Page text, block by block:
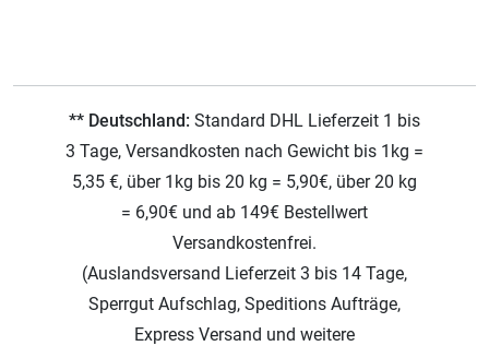
** Deutschland: Standard DHL Lieferzeit 1 bis
3 Tage, Versandkosten nach Gewicht bis 1kg =
5,35 €, über 1kg bis 20 kg = 5,90€, über 20 kg
= 6,90€ und ab 149€ Bestellwert
Versandkostenfrei.
(Auslandsversand Lieferzeit 3 bis 14 Tage,
Sperrgut Aufschlag, Speditions Aufträge,
Express Versand und weitere